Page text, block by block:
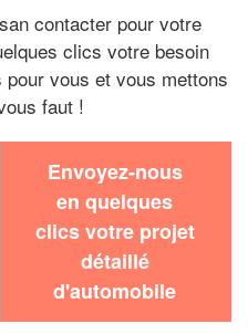
contacter pour votre
clics votre besoin
vous et vous mettons
faut !
Envoyez-nous
en quelques
clics votre projet
détaillé
d'automobile